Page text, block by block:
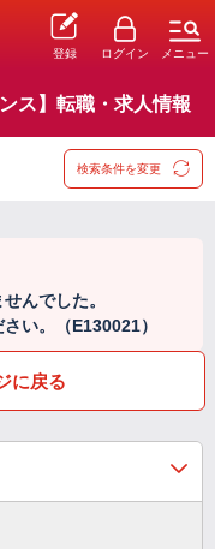
登録 ログイン メニュー
ス】転職・求人情報
検索条件を変更
んでした。
い。（E130021）
に戻る